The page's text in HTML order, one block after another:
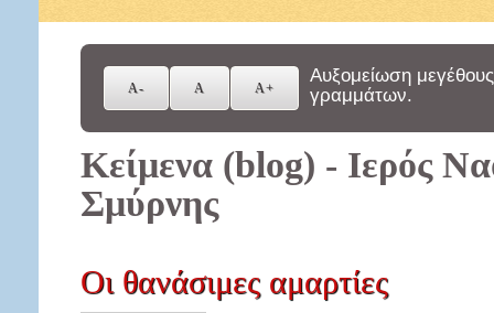
Αυξομείωση μεγέθους
γραμμάτων.
Κείμενα (blog) - Ιερός
Σμύρνης
Οι θανάσιμες αμαρτίες